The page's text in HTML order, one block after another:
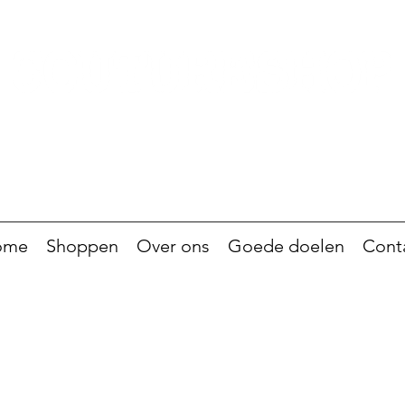
Shoppen Over ons Goede doelen